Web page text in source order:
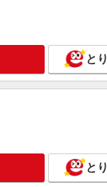
訪問介護/3192ca1
京都）居
特別手当、働きがい向
均2回分）等、毎月平
方はさらに1万円支給（再
本給2.08ヶ月分/年支給
京都府中市白糸台2-
詳
タッフ
と
と